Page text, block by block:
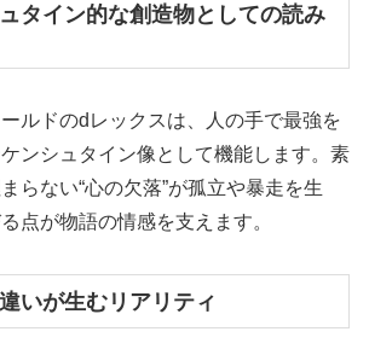
タイン的な創造物としての読み
ルドのdレックスは、人の手で最強を
ンシュタイン像として機能します。素
らない“心の欠落”が孤立や暴走を生
点が物語の情感を支えます。
いが生むリアリティ